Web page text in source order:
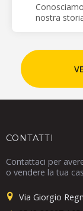
nostra
CONTATTI
Contattaci per
o vendere la tua
Via Giorgio